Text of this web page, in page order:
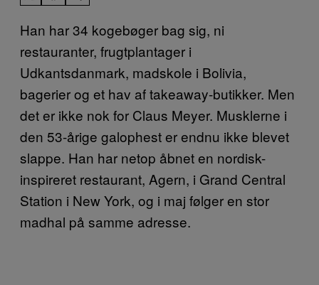
Han har 34 kogebøger bag sig, ni
restauranter, frugtplantager i
Udkantsdanmark, madskole i Bolivia,
bagerier og et hav af takeaway-butikker. Men
det er ikke nok for Claus Meyer. Musklerne i
den 53-årige galophest er endnu ikke blevet
slappe. Han har netop åbnet en nordisk-
inspireret restaurant, Agern, i Grand Central
Station i New York, og i maj følger en stor
madhal på samme adresse.